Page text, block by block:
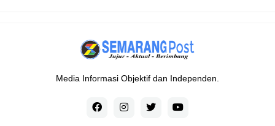
Media Informasi Objektif dan Independen.